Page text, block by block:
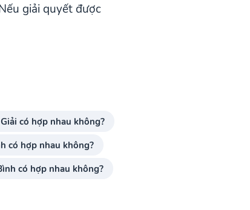
giải quyết được
có hợp nhau không?
có hợp nhau không?
có hợp nhau không?